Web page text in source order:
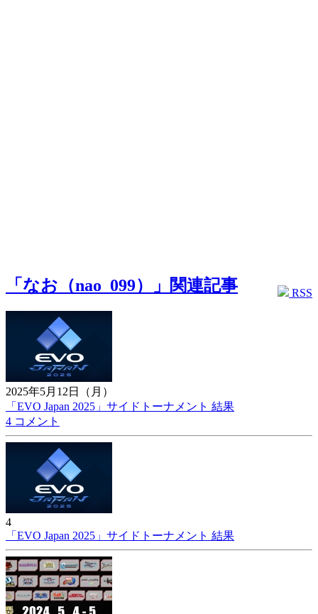
RSS
「なお（nao_099）」関連記事
2025年5月12日（月）
「EVO Japan 2025」サイドトーナメント 結果
4 コメント
4
「EVO Japan 2025」サイドトーナメント 結果